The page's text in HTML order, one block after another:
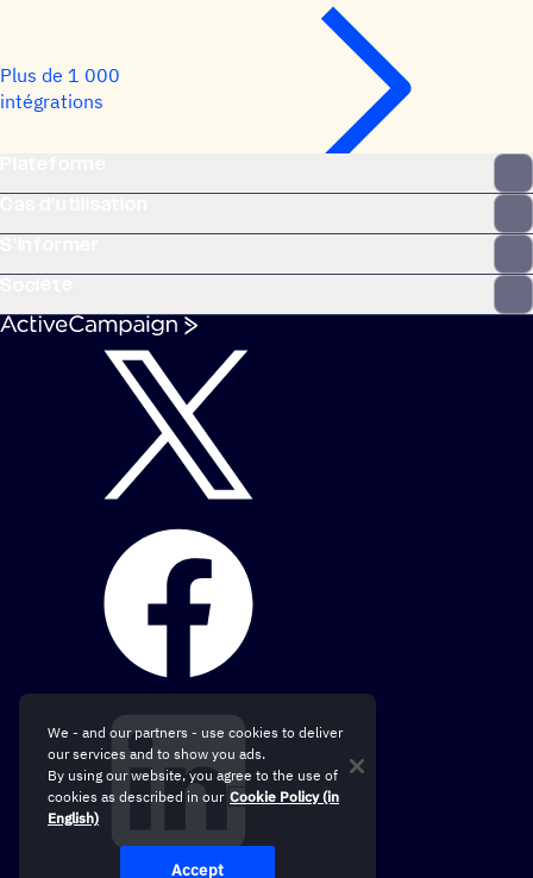
Plus de 1 000
intégrations
We - and our partners - use cookies to deliver
our services and to show you ads.
By using our website, you agree to the use of
cookies as described in our Cookie Policy (in
English)
Accept